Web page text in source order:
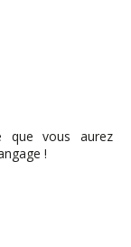
vous aurez
!